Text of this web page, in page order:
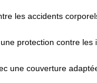
les accidents
protection contre
une couverture